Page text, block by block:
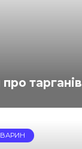
тарганів